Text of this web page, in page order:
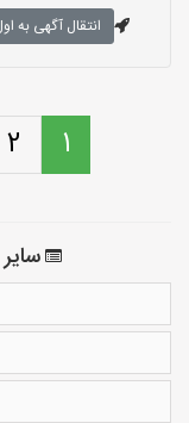
انتقال آگهی به
1
2